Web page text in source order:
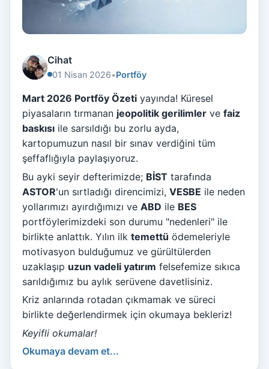
Cihat
01 Nisan 2026•Portföy
Mart 2026 Portföy Özeti yayında! Küresel
piyasaların tırmanan jeopolitik gerilimler ve faiz
baskısı ile sarsıldığı bu zorlu ayda,
kartopumuzun nasıl bir sınav verdiğini tüm
şeffaflığıyla paylaşıyoruz.
Bu ayki seyir defterimizde; BİST tarafında
ASTOR'un sırtladığı direncimizi, VESBE ile neden
yollarımızı ayırdığımızı ve ABD ile BES
portföylerimizdeki son durumu "nedenleri" ile
birlikte anlattık. Yılın ilk temettü ödemeleriyle
motivasyon bulduğumuz ve gürültülerden
uzaklaşıp uzun vadeli yatırım felsefemize sıkıca
sarıldığımız bu aylık serüvene davetlisiniz.
Kriz anlarında rotadan çıkmamak ve süreci
birlikte değerlendirmek için okumaya bekleriz!
Keyifli okumalar!
Okumaya devam et...